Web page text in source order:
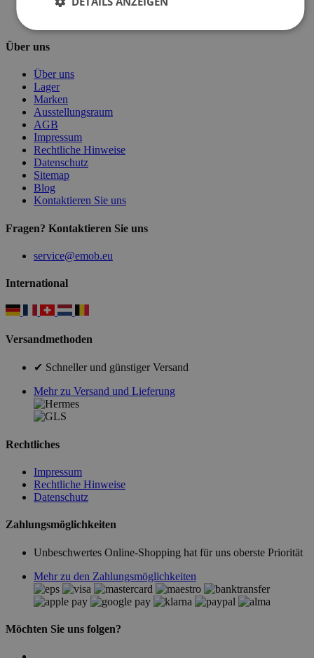
Paswort Vergessen?
Über uns
Über uns
Lager
Marken
Ausstellungsraum
AGB
Impressum
Rechtliche Hinweise
Datenschutz
Sitemap
Blog
Kontaktieren Sie uns
Fragen? Kontaktieren Sie uns
service@emob.eu
International
Versandmethoden
✔ Schneller und günstiger Versand
Mehr zu Versand und Lieferung
Rechtliches
Impressum
Rechtliche Hinweise
Datenschutz
Zahlungsmöglichkeiten
Unbeschwertes Online-Shopping hat für uns oberste Priorität
Mehr zu den Zahlungsmöglichkeiten
Möchten Sie uns folgen?